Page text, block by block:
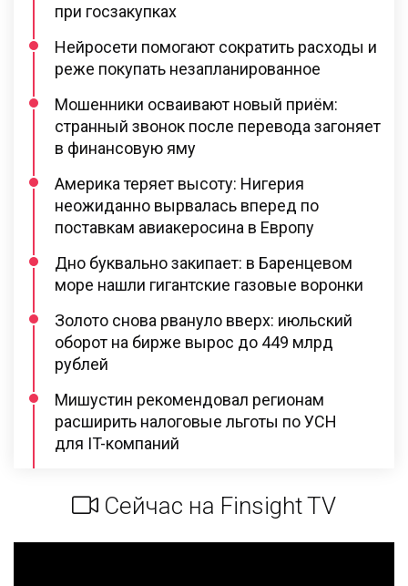
при госзакупках
Нейросети помогают сократить расходы и
реже покупать незапланированное
Мошенники осваивают новый приём:
странный звонок после перевода загоняет
в финансовую яму
Америка теряет высоту: Нигерия
неожиданно вырвалась вперед по
поставкам авиакеросина в Европу
Дно буквально закипает: в Баренцевом
море нашли гигантские газовые воронки
Золото снова рвануло вверх: июльский
оборот на бирже вырос до 449 млрд
рублей
Мишустин рекомендовал регионам
расширить налоговые льготы по УСН
для IT-компаний
Сейчас на Finsight TV